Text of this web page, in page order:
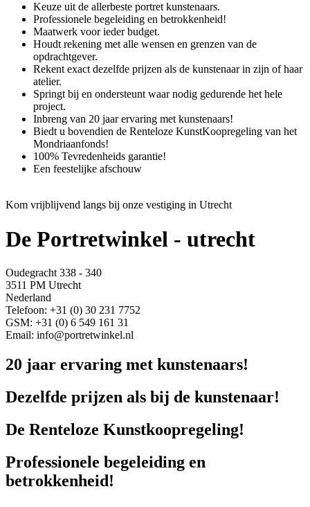
Keuze uit de allerbeste portret kunstenaars.
Professionele begeleiding en betrokkenheid!
Maatwerk voor ieder budget.
Houdt rekening met alle wensen en grenzen van de
opdrachtgever.
Rekent exact dezelfde prijzen als de kunstenaar in zijn of haar
atelier.
Springt bij en ondersteunt waar nodig gedurende het hele
project.
Inbreng van 20 jaar ervaring met kunstenaars!
Biedt u bovendien de Renteloze KunstKoopregeling van het
Mondriaanfonds!
100% Tevredenheids garantie!
Een feestelijke afschouw
Kom vrijblijvend langs bij onze vestiging in Utrecht
De Portretwinkel - utrecht
Oudegracht 338 - 340
3511 PM Utrecht
Nederland
Telefoon: +31 (0) 30 231 7752
GSM: +31 (0) 6 549 161 31
Email: info@portretwinkel.nl
20 jaar ervaring met kunstenaars!
Dezelfde prijzen als bij de kunstenaar!
De Renteloze Kunstkoopregeling!
Professionele begeleiding en
betrokkenheid!